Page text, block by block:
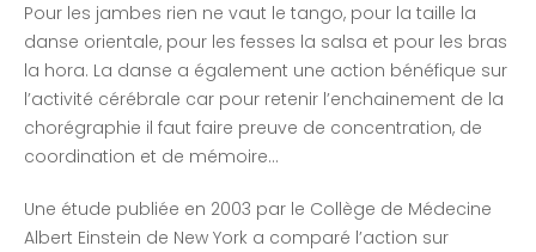
Pour les jambes rien ne vaut le tango, pour la taille la
danse orientale, pour les fesses la salsa et pour les bras
la hora. La danse a également une action bénéfique sur
l’activité cérébrale car pour retenir l’enchainement de la
chorégraphie il faut faire preuve de concentration, de
coordination et de mémoire…
Une étude publiée en 2003 par le Collège de Médecine
Albert Einstein de New York a comparé l’action sur